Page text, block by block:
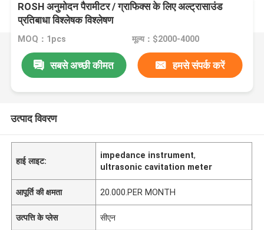
ROSH अनुमोदन पैरामीटर / ग्राफिक्स के लिए अल्ट्रासाउंड
प्रतिबाधा विश्लेषक विश्लेषण
MOQ：1pcs मूल्य：$2000-4000
सबसे अच्छी कीमत हमसे संपर्क करें
उत्पाद विवरण
हाई लाइट:
impedance instrument,
ultrasonic cavitation meter
आपूर्ति की क्षमता 20.000.PER MONTH
उत्पत्ति के प्लेस सीएन